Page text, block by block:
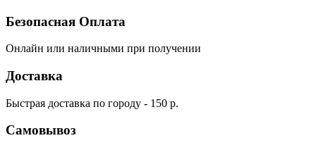
Безопасная Оплата
Онлайн или наличными при получении
Доставка
Быстрая доставка по городу - 150 р.
Самовывоз